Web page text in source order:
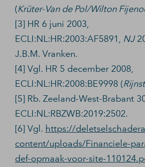
(Krüter-Van de Pol/Wilton
[3] HR 6 juni 2003,
ECLI:NL:HR:2003:AF5891, NJ
J.B.M. Vranken.
[4] Vgl. HR 5 december 2008,
ECLI:NL:HR:2008:BE9998 (
[5] Rb. Zeeland-West-Brabant
ECLI:NL:RBZWB:2019:2502.
[6] Vgl. https://
content/uploads/Financiele-
def-opmaak-voor-site-